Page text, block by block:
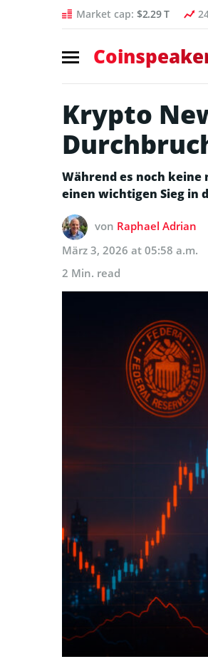
Market cap: $2.29 T
Krypto
Während es noch
einen wichtigen Sieg in
von Raphael Adrian
März 3, 2026 at 05:58 a.m.
2 Min. read